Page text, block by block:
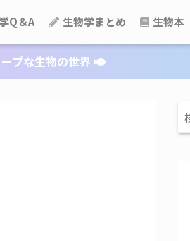
Q＆A 生物学まとめ 生物本
プな生物の世界